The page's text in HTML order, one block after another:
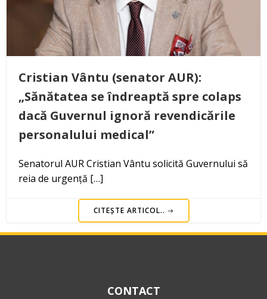
Cristian Vântu (senator AUR):
„Sănătatea se îndreaptă spre colaps
dacă Guvernul ignoră revendicările
personalului medical”
Senatorul AUR Cristian Vântu solicită Guvernului să
reia de urgență […]
CITEȘTE ARTICOL..
CONTACT